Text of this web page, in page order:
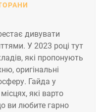
дивувати
У 2023 році тут
які пропонують
оригінальні
Гайда у
які варто
ви любите гарно